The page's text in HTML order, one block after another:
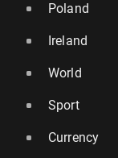
Poland
Ireland
World
Sport
Currency